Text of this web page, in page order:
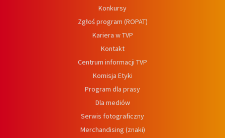
Konkursy
Zgłoś program (ROPAT)
Kariera w TVP
Kontakt
Centrum informacji TVP
Komisja Etyki
Program dla prasy
Dla mediów
Serwis fotograficzny
Merchandising (znaki)